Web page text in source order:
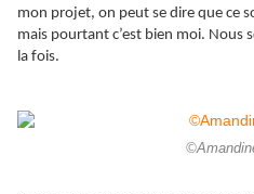
mon projet, on peut se dire que ce
mais pourtant c’est bien moi. Nous
la fois.